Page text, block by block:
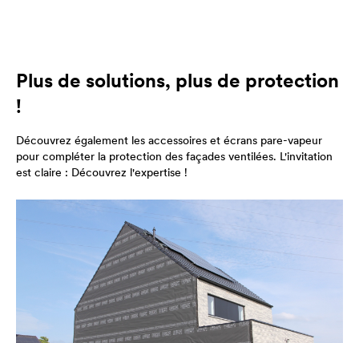
Plus de solutions, plus de protection
!
Découvrez également les accessoires et écrans pare-vapeur
pour compléter la protection des façades ventilées. L'invitation
est claire : Découvrez l'expertise !